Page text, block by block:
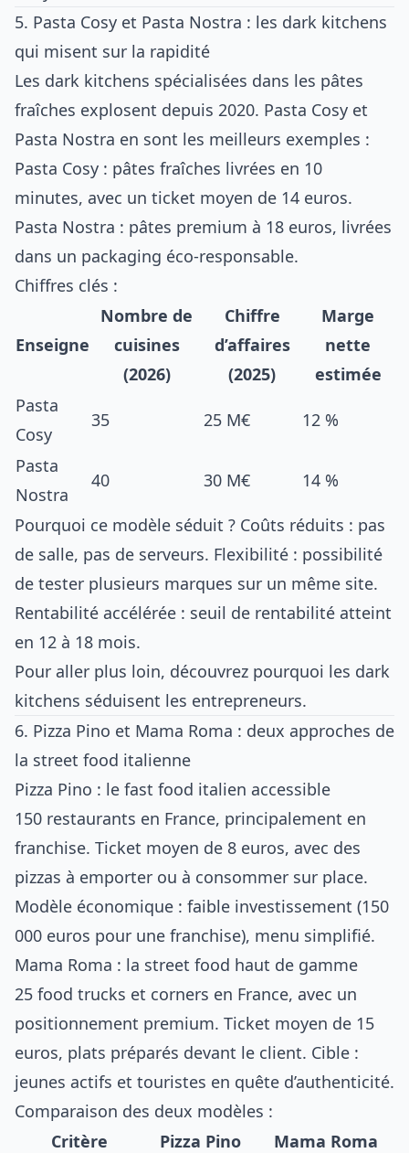
5. Pasta Cosy et Pasta Nostra : les dark kitchens
qui misent sur la rapidité
Les dark kitchens spécialisées dans les pâtes
fraîches explosent depuis 2020. Pasta Cosy et
Pasta Nostra en sont les meilleurs exemples :
Pasta Cosy : pâtes fraîches livrées en 10
minutes, avec un ticket moyen de 14 euros.
Pasta Nostra : pâtes premium à 18 euros, livrées
dans un packaging éco-responsable.
Chiffres clés :
Enseigne
Nombre de
cuisines
(2026)
Chiffre
d’affaires
(2025)
Marge
nette
estimée
Pasta
Cosy
35 25 M€ 12 %
Pasta
Nostra
40 30 M€ 14 %
Pourquoi ce modèle séduit ? Coûts réduits : pas
de salle, pas de serveurs. Flexibilité : possibilité
de tester plusieurs marques sur un même site.
Rentabilité accélérée : seuil de rentabilité atteint
en 12 à 18 mois.
Pour aller plus loin, découvrez pourquoi les dark
kitchens séduisent les entrepreneurs.
6. Pizza Pino et Mama Roma : deux approches de
la street food italienne
Pizza Pino : le fast food italien accessible
150 restaurants en France, principalement en
franchise. Ticket moyen de 8 euros, avec des
pizzas à emporter ou à consommer sur place.
Modèle économique : faible investissement (150
000 euros pour une franchise), menu simplifié.
Mama Roma : la street food haut de gamme
25 food trucks et corners en France, avec un
positionnement premium. Ticket moyen de 15
euros, plats préparés devant le client. Cible :
jeunes actifs et touristes en quête d’authenticité.
Comparaison des deux modèles :
Critère
Pizza Pino
Mama Roma